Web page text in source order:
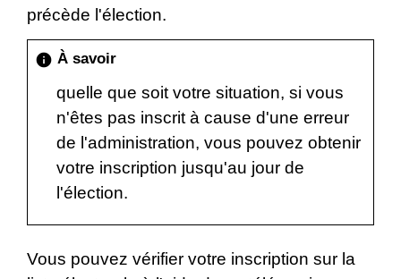
précède l'élection.
info À savoir
quelle que soit votre situation, si vous
n'êtes pas inscrit à cause d'une erreur
de l'administration, vous pouvez obtenir
votre inscription jusqu'au jour de
l'élection.
Vous pouvez vérifier votre inscription sur la